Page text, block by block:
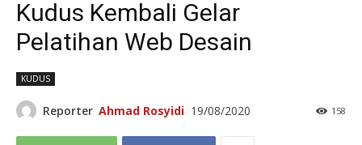
Kudus Kembali Gelar
Pelatihan Web Desain
KUDUS
Reporter Ahmad Rosyidi 19/08/2020 158